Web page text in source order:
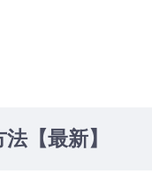
【最新】